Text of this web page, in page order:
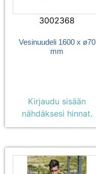
3002368
Vesinuudeli 1600 x ø70
mm
Kirjaudu sisään
nähdäksesi hinnat.